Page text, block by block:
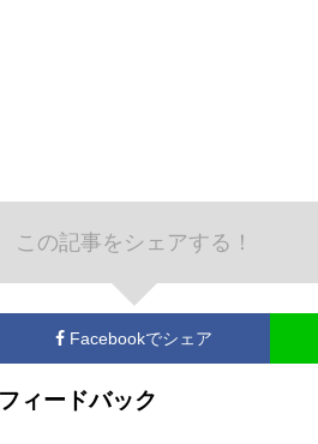
この記事をシェアする！
Facebookでシェア
ィードバック